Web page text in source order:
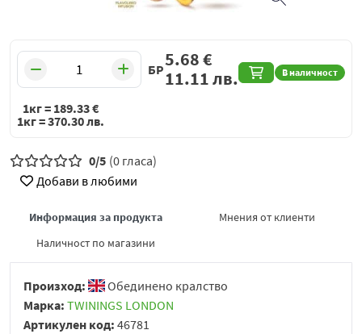
БР В наличност
5.68€
11.11лв.
1кг = 189.33€
1кг =370.30лв.
0/5 (0 гласа)
Добави в любими
Информация за продукта
Мнения от клиенти
Наличност по магазини
Произход:
Обединено кралство
Марка: TWININGS LONDON
Артикулен код: 46781